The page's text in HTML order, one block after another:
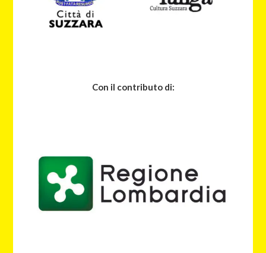
Con il contributo di: